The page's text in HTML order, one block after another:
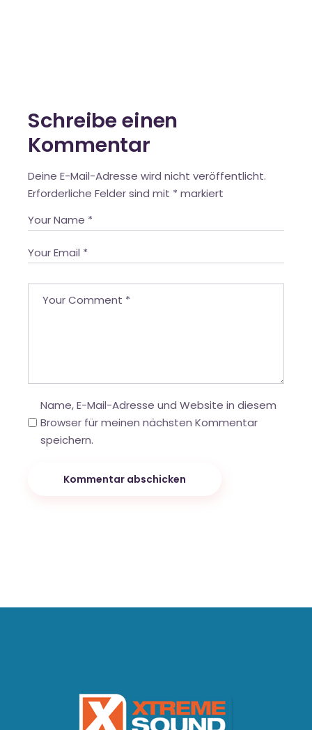
Schreibe einen
Kommentar
Deine E-Mail-Adresse wird nicht veröffentlicht.
Erforderliche Felder sind mit * markiert
Name, E-Mail-Adresse und Website in diesem
Browser für meinen nächsten Kommentar
speichern.
Kommentar abschicken